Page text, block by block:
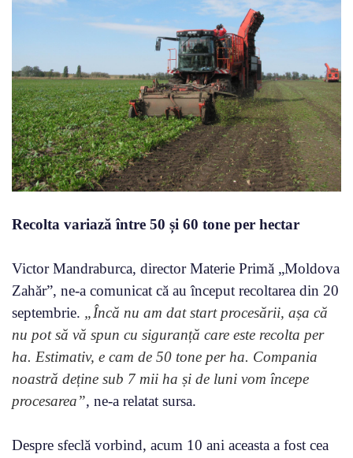
Recolta variază între 50 și 60 tone per hectar
Victor Mandraburca, director Materie Primă „Moldova
Zahăr”, ne-a comunicat că au început recoltarea din 20
septembrie. „Încă nu am dat start procesării, așa că
nu pot să vă spun cu siguranță care este recolta per
ha. Estimativ, e cam de 50 tone per ha. Compania
noastră deține sub 7 mii ha și de luni vom începe
procesarea”, ne-a relatat sursa.
Despre sfeclă vorbind, acum 10 ani aceasta a fost cea